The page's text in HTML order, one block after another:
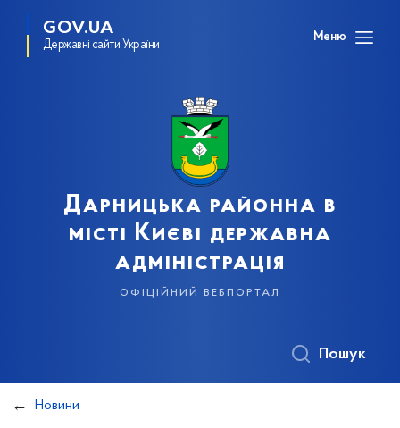
GOV.UA
Державні сайти України
Меню
Дарницька районна в
місті Києві державна
адміністрація
офіційний вебпортал
Пошук
Новини